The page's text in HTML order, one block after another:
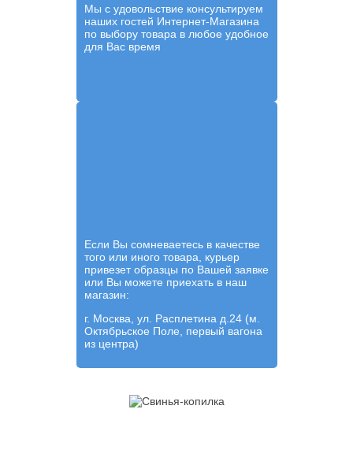
Мы с удовольствие консультируем
наших гостей Интернет-Магазина
по выбору товара в любое удобное
для Вас время
Если Вы сомневаетесь в качестве
того или иного товара, курьер
привезет образцы по Вашей заявке
или Вы можете приехать в наш
магазин:
г. Москва, ул. Расплетина д.24 (м.
Октябрьское Поле, первый вагона
из центра)